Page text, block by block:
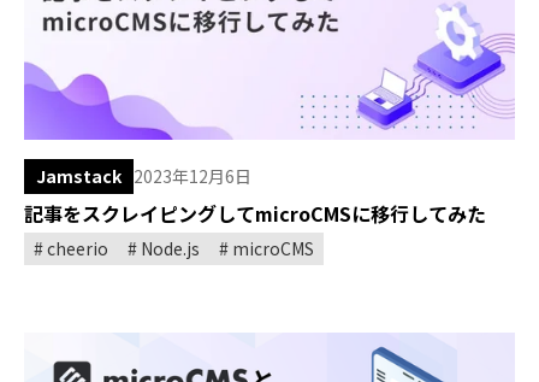
Jamstack 2023年12月6日
記事をスクレイピングしてmicroCMSに移行してみた
cheerio Node.js microCMS